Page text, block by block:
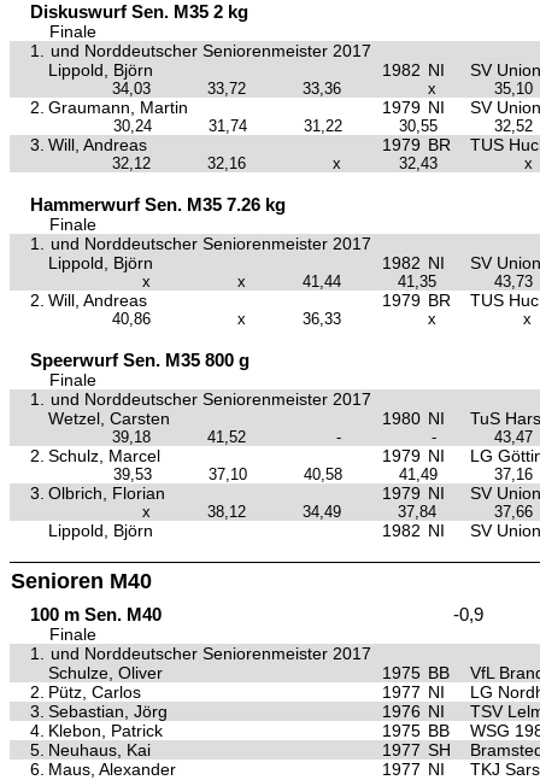
Diskuswurf Sen. M35 2 kg
Finale
1.
und Norddeutscher Seniorenmeister 2017
Lippold, Björn
1982 NI SV
34,03 33,72 33,36 x 35,10
2. Graumann, Martin 1979 NI SV
30,24 31,74 31,22 30,55 32,52
3. Will, Andreas 1979 BR TUS
32,12 32,16 x 32,43 x
Hammerwurf Sen. M35 7.26 kg
Finale
1.
und Norddeutscher Seniorenmeister 2017
Lippold, Björn
1982 NI SV
x x 41,44 41,35 43,73
2. Will, Andreas 1979 BR TUS
40,86 x 36,33 x x
Speerwurf Sen. M35 800 g
Finale
1.
und Norddeutscher Seniorenmeister 2017
Wetzel, Carsten
1980 NI TuS
39,18 41,52 - - 43,47
2. Schulz, Marcel 1979 NI LG
39,53 37,10 40,58 41,49 37,16
3. Olbrich, Florian 1979 NI SV
x 38,12 34,49 37,84 37,66
Lippold, Björn 1982 NI SV
Senioren M40
100 m Sen. M40 -0,9
Finale
1.
und Norddeutscher Seniorenmeister 2017
Schulze, Oliver
1975 BB
VfL
2. Pütz, Carlos 1977 NI
LG
3. Sebastian, Jörg 1976 NI
TSV
4. Klebon, Patrick 1975 BB
WSG
5. Neuhaus, Kai 1977 SH
6. Maus, Alexander 1977 NI TKJ